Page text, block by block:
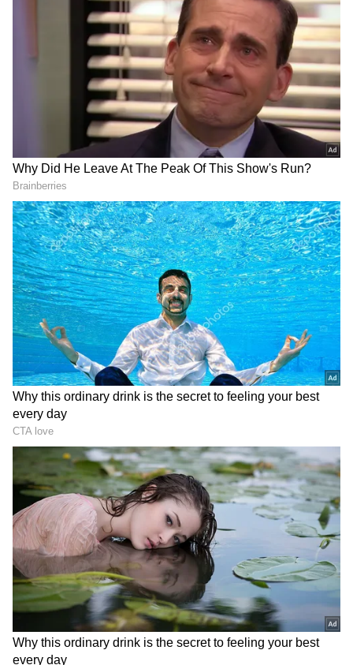
வெளியிடப்பட்டுள்ளது. அதில், மொத்த
வேலை நாட்கள், பொது விடுமுறை எத்தனை
நாட்கள் மற்றும் காலாண்டு மற்றும்
அரையாண்டு தேர்வு எப்போது என்பது
குறித்து விரிவாக பார்க்கலாம்.
ஏசியாநெட் தமிழ்-ஐ உங்கள் முதன்மைத்
தேர்வாக்குங்கள்
2
Image Credit :Our Own
வேலை நாட்கள் 210
அதில், 2026-27ம் கல்வியாண்டில் மொத்தம்